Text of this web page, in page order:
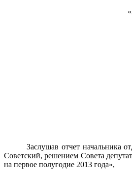
Заслушав отчет начальника
Советский, решением Совета
на первое полугодие 2013 года»,